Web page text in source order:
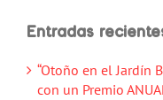
Entradas
“Otoño en el Jardín
con un Premio